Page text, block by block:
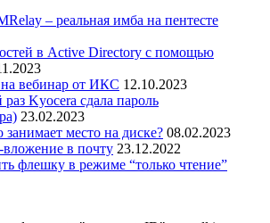
– реальная имба на пентесте
в Active Directory с помощью
вебинар от ИКС 12.10.2023
Kyocera сдала пароль
23.02.2023
занимает место на диске? 08.02.2023
в почту 23.12.2022
флешку в режиме “только чтение”